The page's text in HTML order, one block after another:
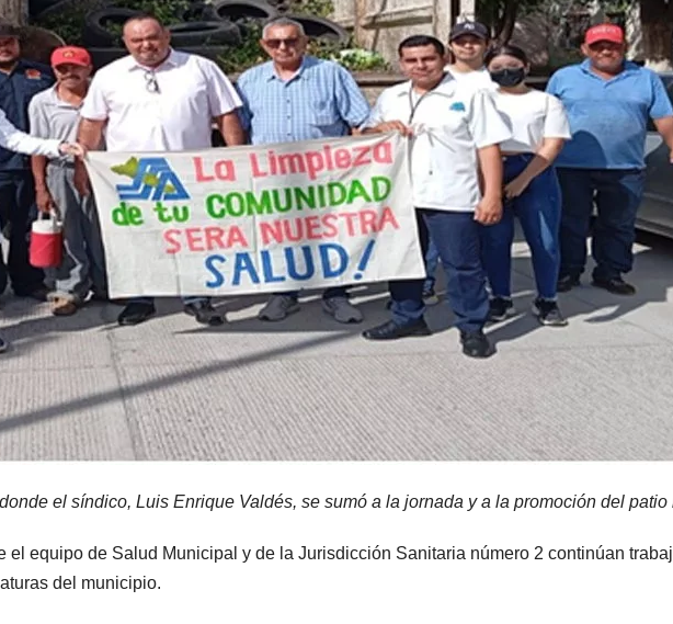
el síndico, Luis Enrique Valdés, se sumó a la jornada y a la promoción del patio
el equipo de Salud Municipal y de la Jurisdicción Sanitaria número 2 continúan
del municipio.